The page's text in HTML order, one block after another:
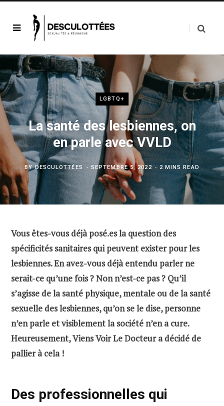
LGBTQ+
La santé des lesbiennes, on
en parle avec VVLD
BYDESCULOTTÉES SEPTEMBRE 5, 2022 2 MINS READ
Vous êtes-vous déjà posé.es la question des
spécificités sanitaires qui peuvent exister pour les
lesbiennes. En avez-vous déjà entendu parler ne
serait-ce qu’une fois ? Non n’est-ce pas ? Qu’il
s’agisse de la santé physique, mentale ou de la santé
sexuelle des lesbiennes, qu’on se le dise, personne
n’en parle et visiblement la société n’en a cure.
Heureusement, Viens Voir Le Docteur a décidé de
pallier à cela !
Des professionnelles qui